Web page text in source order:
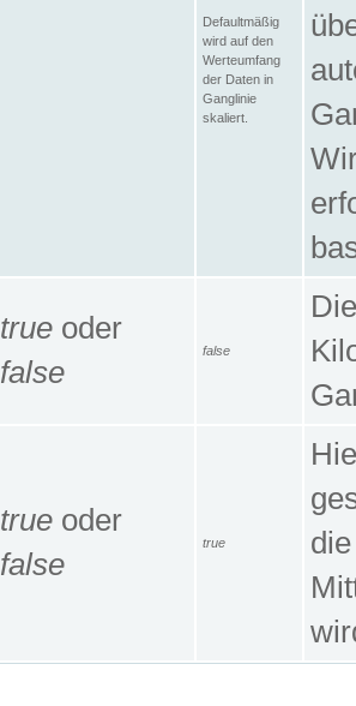
Defaultmäßig
wird auf den
Werteumfang
der Daten in
Ganglinie
skaliert.
true oder
false
false
true oder
false
true